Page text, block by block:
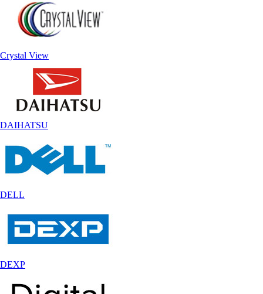
Crystal View
DAIHATSU
DELL
DEXP